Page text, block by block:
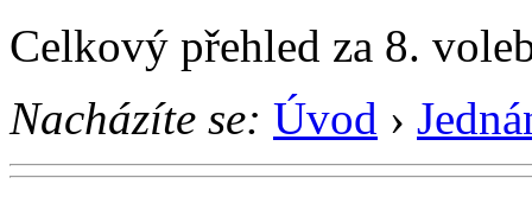
Celkový přehled za 8.
Nacházíte se: Úvod ›